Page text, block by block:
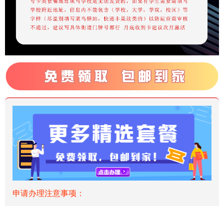
申请办理注意事项：